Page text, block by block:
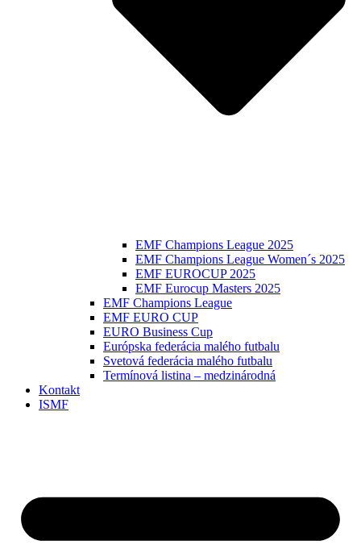
EMF Champions League 2025
EMF Champions League Women´s 2025
EMF EUROCUP 2025
EMF Eurocup Masters 2025
EMF Champions League
EMF EURO CUP
EURO Business Cup
Európska federácia malého futbalu
Svetová federácia malého futbalu
Termínová listina – medzinárodná
Kontakt
ISMF